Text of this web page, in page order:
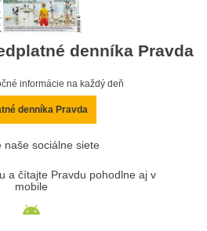
denníka Pravda
informácie na každý deň
denníka Pravda
naše sociálne siete
a čítajte Pravdu pohodlne aj v
mobile